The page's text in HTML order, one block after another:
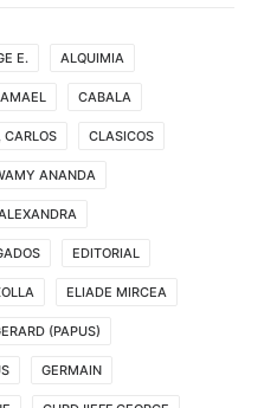
E. ALQUIMIA
CABALA
CARLOS CLASICOS
ANANDA
EDITORIAL
ELIADE MIRCEA
(PAPUS)
GERMAIN